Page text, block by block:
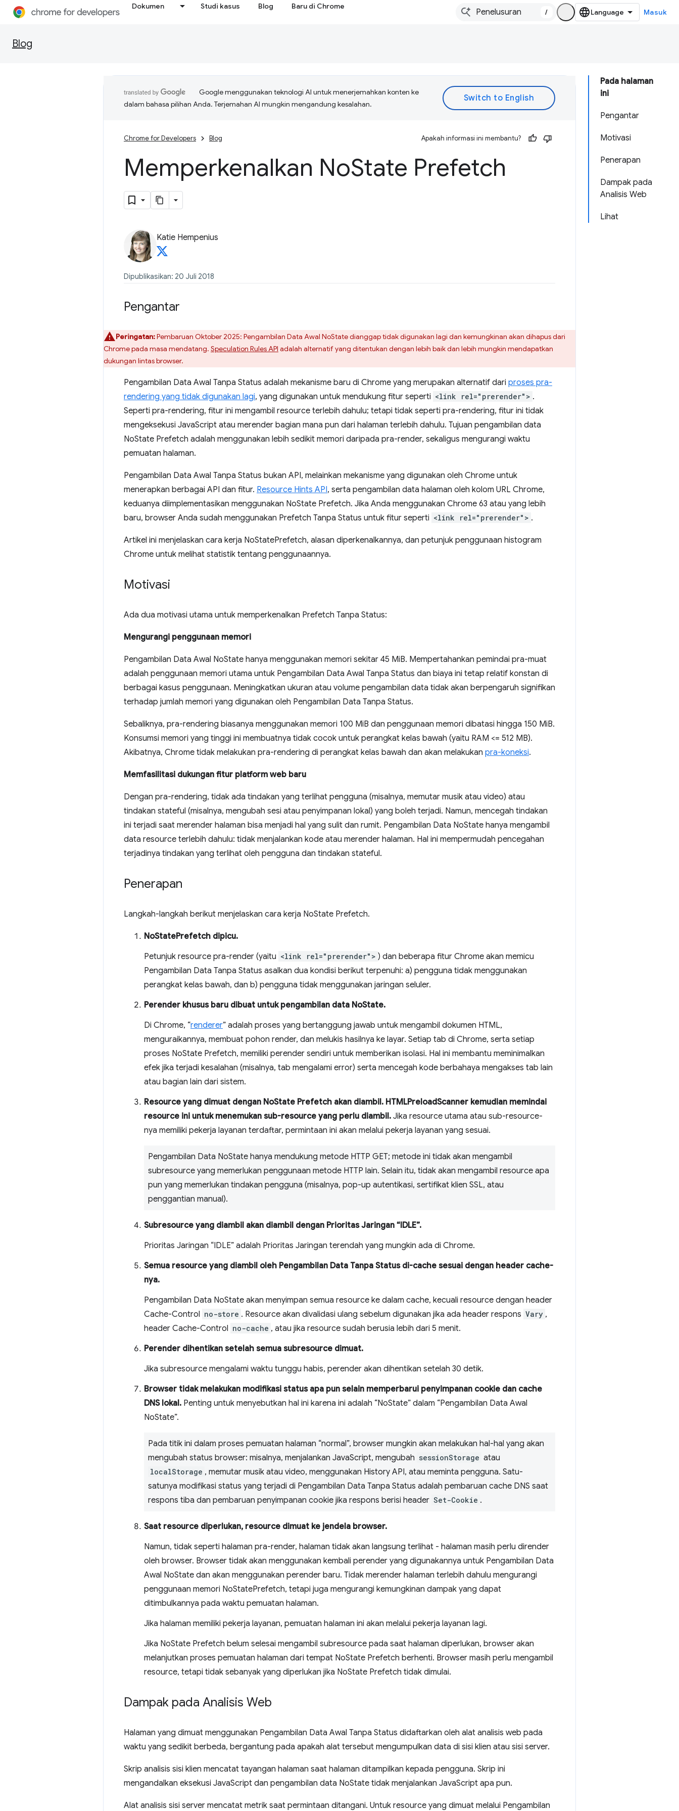
Dokumen Studi kasus Blog Baru di Chrome
/ Masuk
Blog
Pada halaman
ini
Pengantar
Motivasi
Penerapan
Dampak pada
Analisis Web
Lihat
Google menggunakan teknologi AI untuk menerjemahkan konten ke
dalam bahasa pilihan Anda. Terjemahan AI mungkin mengandung kesalahan.
Chrome for Developers Blog Apakah informasi ini membantu?
Memperkenalkan NoState Prefetch
Katie Hempenius
Dipublikasikan: 20 Juli 2018
Pengantar
Peringatan:Pembaruan Oktober 2025: Pengambilan Data Awal NoState dianggap tidak digunakan lagi dan kemungkinan akan dihapus dari
Chrome pada masa mendatang. Speculation Rules API adalah alternatif yang ditentukan dengan lebih baik dan lebih mungkin mendapatkan
dukungan lintas browser.
Pengambilan Data Awal Tanpa Status adalah mekanisme baru di Chrome yang merupakan alternatif dari proses pra-
rendering yang tidak digunakan lagi, yang digunakan untuk mendukung fitur seperti <link rel="prerender"> .
Seperti pra-rendering, fitur ini mengambil resource terlebih dahulu; tetapi tidak seperti pra-rendering, fitur ini tidak
mengeksekusi JavaScript atau merender bagian mana pun dari halaman terlebih dahulu. Tujuan pengambilan data
NoState Prefetch adalah menggunakan lebih sedikit memori daripada pra-render, sekaligus mengurangi waktu
pemuatan halaman.
Pengambilan Data Awal Tanpa Status bukan API, melainkan mekanisme yang digunakan oleh Chrome untuk
menerapkan berbagai API dan fitur. Resource Hints API, serta pengambilan data halaman oleh kolom URL Chrome,
keduanya diimplementasikan menggunakan NoState Prefetch. Jika Anda menggunakan Chrome 63 atau yang lebih
baru, browser Anda sudah menggunakan Prefetch Tanpa Status untuk fitur seperti <link rel="prerender"> .
Artikel ini menjelaskan cara kerja NoStatePrefetch, alasan diperkenalkannya, dan petunjuk penggunaan histogram
Chrome untuk melihat statistik tentang penggunaannya.
Motivasi
Ada dua motivasi utama untuk memperkenalkan Prefetch Tanpa Status:
Mengurangi penggunaan memori
Pengambilan Data Awal NoState hanya menggunakan memori sekitar 45 MiB. Mempertahankan pemindai pra-muat
adalah penggunaan memori utama untuk Pengambilan Data Awal Tanpa Status dan biaya ini tetap relatif konstan di
berbagai kasus penggunaan. Meningkatkan ukuran atau volume pengambilan data tidak akan berpengaruh signifikan
terhadap jumlah memori yang digunakan oleh Pengambilan Data Tanpa Status.
Sebaliknya, pra-rendering biasanya menggunakan memori 100 MiB dan penggunaan memori dibatasi hingga 150 MiB.
Konsumsi memori yang tinggi ini membuatnya tidak cocok untuk perangkat kelas bawah (yaitu RAM <= 512 MB).
Akibatnya, Chrome tidak melakukan pra-rendering di perangkat kelas bawah dan akan melakukan pra-koneksi.
Memfasilitasi dukungan fitur platform web baru
Dengan pra-rendering, tidak ada tindakan yang terlihat pengguna (misalnya, memutar musik atau video) atau
tindakan stateful (misalnya, mengubah sesi atau penyimpanan lokal) yang boleh terjadi. Namun, mencegah tindakan
ini terjadi saat merender halaman bisa menjadi hal yang sulit dan rumit. Pengambilan Data NoState hanya mengambil
data resource terlebih dahulu: tidak menjalankan kode atau merender halaman. Hal ini mempermudah pencegahan
terjadinya tindakan yang terlihat oleh pengguna dan tindakan stateful.
Penerapan
Langkah-langkah berikut menjelaskan cara kerja NoState Prefetch.
NoStatePrefetch dipicu.
Petunjuk resource pra-render (yaitu <link rel="prerender"> ) dan beberapa fitur Chrome akan memicu
Pengambilan Data Tanpa Status asalkan dua kondisi berikut terpenuhi: a) pengguna tidak menggunakan
perangkat kelas bawah, dan b) pengguna tidak menggunakan jaringan seluler.
Perender khusus baru dibuat untuk pengambilan data NoState.
Di Chrome, “renderer” adalah proses yang bertanggung jawab untuk mengambil dokumen HTML,
menguraikannya, membuat pohon render, dan melukis hasilnya ke layar. Setiap tab di Chrome, serta setiap
proses NoState Prefetch, memiliki perender sendiri untuk memberikan isolasi. Hal ini membantu meminimalkan
efek jika terjadi kesalahan (misalnya, tab mengalami error) serta mencegah kode berbahaya mengakses tab lain
atau bagian lain dari sistem.
Resource yang dimuat dengan NoState Prefetch akan diambil. HTMLPreloadScanner kemudian memindai
resource ini untuk menemukan sub-resource yang perlu diambil. Jika resource utama atau sub-resource-
nya memiliki pekerja layanan terdaftar, permintaan ini akan melalui pekerja layanan yang sesuai.
Pengambilan Data NoState hanya mendukung metode HTTP GET; metode ini tidak akan mengambil
subresource yang memerlukan penggunaan metode HTTP lain. Selain itu, tidak akan mengambil resource apa
pun yang memerlukan tindakan pengguna (misalnya, pop-up autentikasi, sertifikat klien SSL, atau
penggantian manual).
Subresource yang diambil akan diambil dengan Prioritas Jaringan “IDLE”.
Prioritas Jaringan “IDLE” adalah Prioritas Jaringan terendah yang mungkin ada di Chrome.
Semua resource yang diambil oleh Pengambilan Data Tanpa Status di-cache sesuai dengan header cache-
nya.
Pengambilan Data NoState akan menyimpan semua resource ke dalam cache, kecuali resource dengan header
Cache-Control no-store . Resource akan divalidasi ulang sebelum digunakan jika ada header respons Vary ,
header Cache-Control no-cache , atau jika resource sudah berusia lebih dari 5 menit.
Perender dihentikan setelah semua subresource dimuat.
Jika subresource mengalami waktu tunggu habis, perender akan dihentikan setelah 30 detik.
Browser tidak melakukan modifikasi status apa pun selain memperbarui penyimpanan cookie dan cache
DNS lokal. Penting untuk menyebutkan hal ini karena ini adalah “NoState” dalam “Pengambilan Data Awal
NoState”.
Pada titik ini dalam proses pemuatan halaman “normal”, browser mungkin akan melakukan hal-hal yang akan
mengubah status browser: misalnya, menjalankan JavaScript, mengubah sessionStorage atau
localStorage , memutar musik atau video, menggunakan History API, atau meminta pengguna. Satu-
satunya modifikasi status yang terjadi di Pengambilan Data Tanpa Status adalah pembaruan cache DNS saat
respons tiba dan pembaruan penyimpanan cookie jika respons berisi header Set-Cookie .
Saat resource diperlukan, resource dimuat ke jendela browser.
Namun, tidak seperti halaman pra-render, halaman tidak akan langsung terlihat - halaman masih perlu dirender
oleh browser. Browser tidak akan menggunakan kembali perender yang digunakannya untuk Pengambilan Data
Awal NoState dan akan menggunakan perender baru. Tidak merender halaman terlebih dahulu mengurangi
penggunaan memori NoStatePrefetch, tetapi juga mengurangi kemungkinan dampak yang dapat
ditimbulkannya pada waktu pemuatan halaman.
Jika halaman memiliki pekerja layanan, pemuatan halaman ini akan melalui pekerja layanan lagi.
Jika NoState Prefetch belum selesai mengambil subresource pada saat halaman diperlukan, browser akan
melanjutkan proses pemuatan halaman dari tempat NoState Prefetch berhenti. Browser masih perlu mengambil
resource, tetapi tidak sebanyak yang diperlukan jika NoState Prefetch tidak dimulai.
Dampak pada Analisis Web
Halaman yang dimuat menggunakan Pengambilan Data Awal Tanpa Status didaftarkan oleh alat analisis web pada
waktu yang sedikit berbeda, bergantung pada apakah alat tersebut mengumpulkan data di sisi klien atau sisi server.
Skrip analisis sisi klien mencatat tayangan halaman saat halaman ditampilkan kepada pengguna. Skrip ini
mengandalkan eksekusi JavaScript dan pengambilan data NoState tidak menjalankan JavaScript apa pun.
Alat analisis sisi server mencatat metrik saat permintaan ditangani. Untuk resource yang dimuat melalui Pengambilan